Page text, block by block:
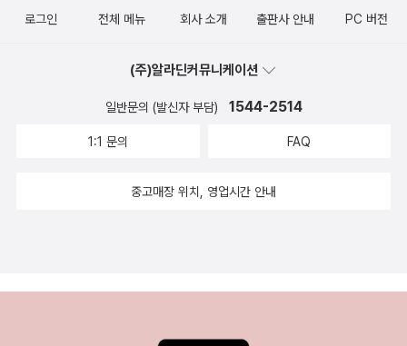
로그인 전체 메뉴 회사 소개 출판사 안내 PC 버전
(주)알라딘커뮤니케이션
일반문의 (발신자 부담) 1544-2514
1:1 문의 FAQ
중고매장 위치, 영업시간 안내